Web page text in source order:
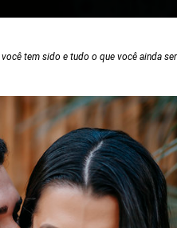
tem sido e tudo o que você ainda